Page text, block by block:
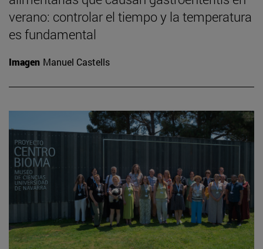
verano: controlar el tiempo y la temperatura
es fundamental
Imagen Manuel Castells